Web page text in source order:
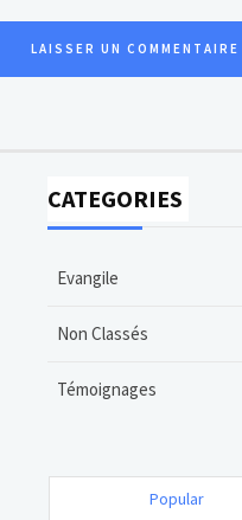
CATEGORIES
Evangile
Non Classés
Témoignages
Popular